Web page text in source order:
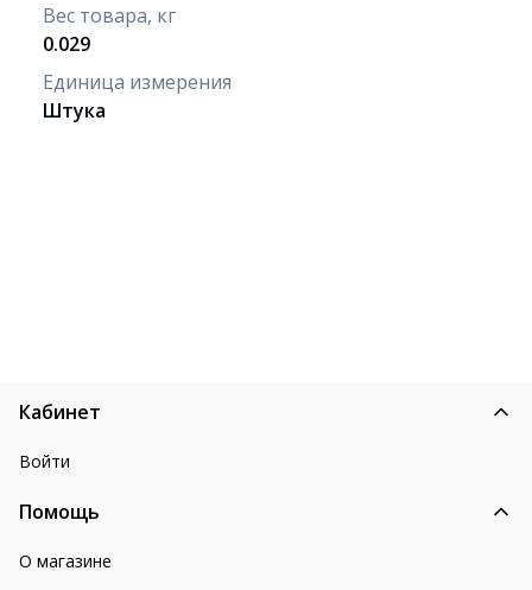
Вес товара, кг
0.029
Единица измерения
Штука
Кабинет
Войти
Помощь
О магазине